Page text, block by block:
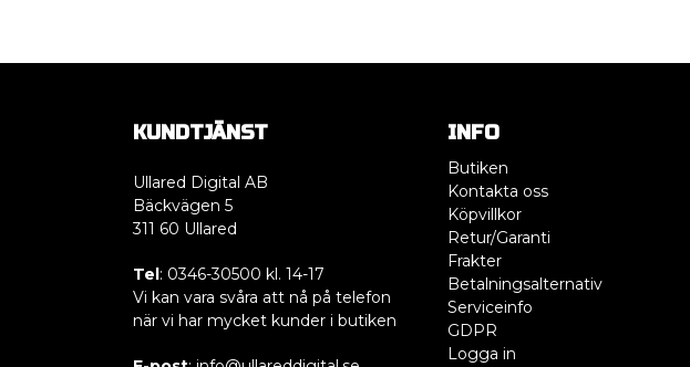
KUNDTJÄNST
Ullared Digital AB
Bäckvägen 5
311 60 Ullared
Tel: 0346-30500 kl. 14-17
Vi kan vara svåra att nå på telefon
när vi har mycket kunder i butiken
INFO
Butiken
Kontakta oss
Köpvillkor
Retur/Garanti
Frakter
Betalningsalternativ
Serviceinfo
GDPR
Logga in